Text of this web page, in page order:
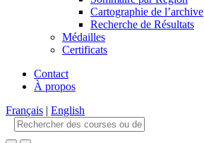
Cartographie de l’archive
Recherche de Résultats
Médailles
Certificats
Contact
À propos
Français | English